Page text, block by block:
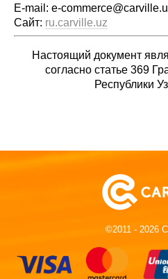
E-mail: e-
Сайт: ru.carville.uz
Настоящий документ
согласно статье 369
Республики
©2011 - 2026